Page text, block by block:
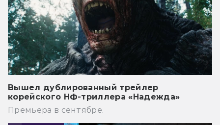
Вышел дублированный трейлер
корейского НФ-триллера «Надежда»
Премьера в сентябре.